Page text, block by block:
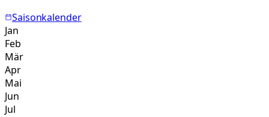
Saisonkalender
Jan
Feb
Mär
Apr
Mai
Jun
Jul